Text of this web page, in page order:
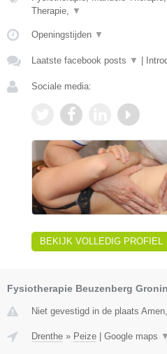
Therapie, ▼
Openingstijden ▼
Laatste facebook posts ▼
Sociale media:
BEKIJK VOLLEDIG PROFIEL
Fysiotherapie Beuzenberg
Niet gevestigd in de plaats
Drenthe » Peize Google maps ▼